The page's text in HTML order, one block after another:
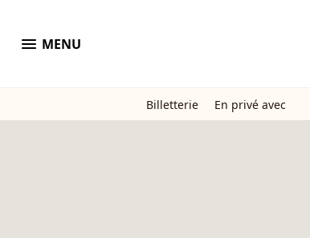
menu MENU
Billetterie En privé avec